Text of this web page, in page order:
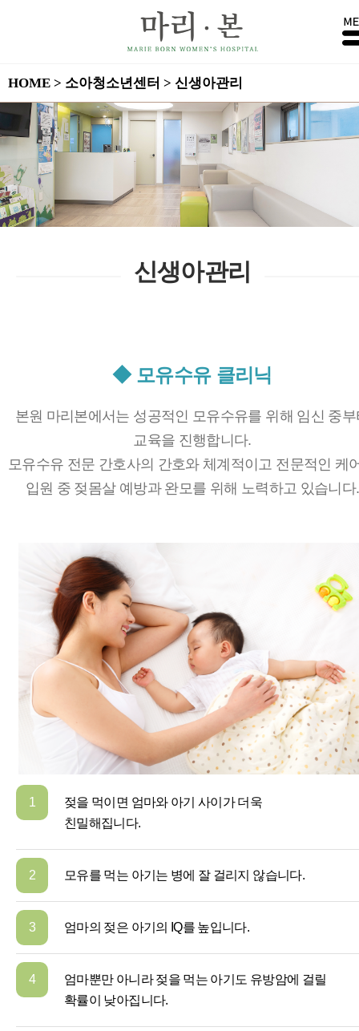
HOME > 소아청소년센터 > 신생아관리
신생아관리
◆ 모유수유 클리닉
본원 마리본에서는 성공적인 모유수유를 위해 임신 중부
교육을 진행합니다.
모유수유 전문 간호사의 간호와 체계적이고 전문적인 케
입원 중 젖몸살 예방과 완모를 위해 노력하고 있습니다.
1
젖을 먹이면 엄마와 아기 사이가 더욱
친밀해집니다.
2 모유를 먹는 아기는 병에 잘 걸리지 않습니다.
3 엄마의 젖은 아기의 IQ를 높입니다.
4
엄마뿐만 아니라 젖을 먹는 아기도 유방암에 걸릴
확률이 낮아집니다.